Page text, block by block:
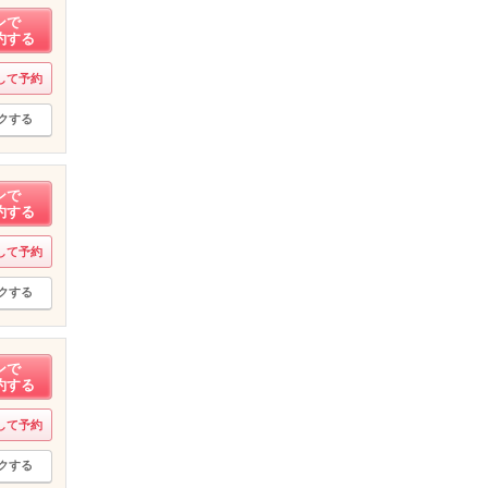
で
する
て予約
する
で
する
て予約
する
で
する
て予約
する